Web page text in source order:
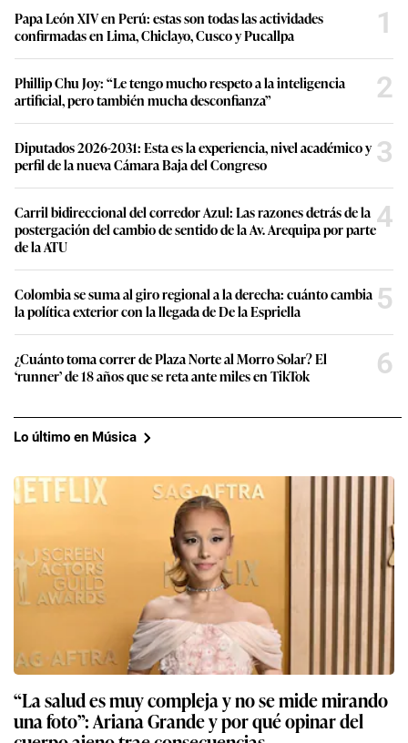
Papa León XIV en Perú: estas son todas las actividades
confirmadas en Lima, Chiclayo, Cusco y Pucallpa
1
Phillip Chu Joy: “Le tengo mucho respeto a la inteligencia
artificial, pero también mucha desconfianza”
2
Diputados 2026-2031: Esta es la experiencia, nivel académico y
perfil de la nueva Cámara Baja del Congreso
3
Carril bidireccional del corredor Azul: Las razones detrás de la
postergación del cambio de sentido de la Av. Arequipa por parte
de la ATU
4
Colombia se suma al giro regional a la derecha: cuánto cambia
la política exterior con la llegada de De la Espriella
5
¿Cuánto toma correr de Plaza Norte al Morro Solar? El
‘runner’ de 18 años que se reta ante miles en TikTok
6
Lo último en Música
“La salud es muy compleja y no se mide mirando
una foto”: Ariana Grande y por qué opinar del